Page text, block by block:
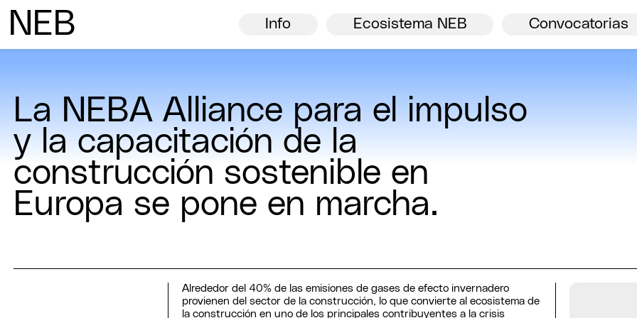
N ew
European
B Info Ecosistema NEB Convocatorias
Bienvenida. NBE
Ver todos
La NEBA Alliance para el impulso
y la capacitación de la
construcción sostenible en
Europa se pone en marcha.
Alrededor del 40% de las emisiones de gases de efecto invernadero
provienen del sector de la construcción, lo que convierte al ecosistema de
la construcción en uno de los principales contribuyentes a la crisis